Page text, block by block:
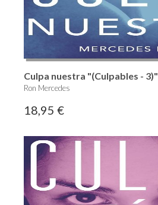
Culpa nuestra "(Culpables - 3)"
Ron Mercedes
18,95 €